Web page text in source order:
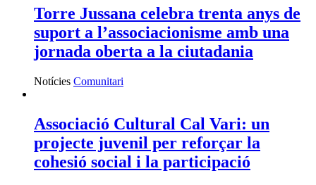
Torre Jussana celebra trenta anys de
suport a l’associacionisme amb una
jornada oberta a la ciutadania
Notícies Comunitari
Associació Cultural Cal Vari: un
projecte juvenil per reforçar la
cohesió social i la participació